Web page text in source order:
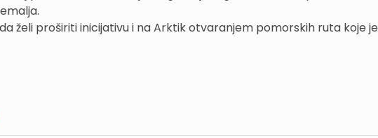
želi proširiti inicijativu i na Arktik otvaranjem pomorskih ruta koje je